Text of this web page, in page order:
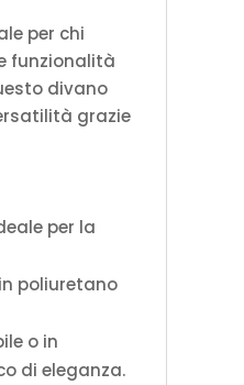
per chi
funzionalità
divano
grazie
per la
poliuretano
o in
di eleganza.